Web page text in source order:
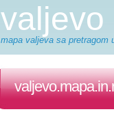
valjevo
mapa valjeva sa pretragom